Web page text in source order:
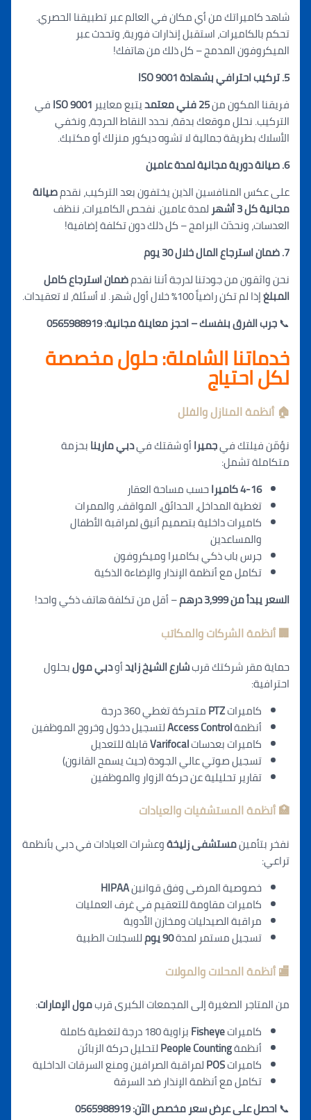
شاهد كاميراتك من أي مكان في العالم عبر تطبيقنا الحصري.
تحكم بالكاميرات، استقبل إنذارات فورية، وتحدث عبر
الميكروفون المدمج – كل ذلك منهاتفك!
فريقنا المكون من25 فني معتمد يتبع معاييرISO 9001في
التركيب. نحلل موقعك بدقة، نحدد النقاط الحرجة، ونخفي
الأسلاك بطريقة جمالية لا تشوه ديكور منزلك أو مكتبك.
انية لمدة عامين
على عكس المنافسين الذين يختفون بعد التركيب، نقدمصيانة
مجانية كل 3 أشهر
لمدة عامين. نفحص الكاميرات، ننظف
العدسات، ونحدّث البرامج – كل ذلك دون تكلفة إضافية!
نحن واثقون من جودتنا لدرجة أننا نقدمضمان استرجاع كامل
المبلغإذا لم تكن راضياً 100% خلال أول شهر. لا أسئلة، لا تعقيدات.
جرب الفرق بنفسك – احجز معاينة مجانية: 0565988919
خدماتنا الشاملة: حلول مخصصة
لكل احتياج
🏠 أنظمة المنازل والفلل
نؤمّن فيلتك فيجميراأو شقتك فيدبي مارينابحزمة
متكاملة تشمل:
4-16 كاميرا
حسب مساحة العقار
تغطية المداخل، الحدائق، المواقف، والممرات
كاميرات داخلية بتصميم أنيق لمراقبة الأطفال
والمساعدين
جرس باب ذكي بكاميرا وميكروفون
تكامل مع أنظمة الإنذار والإضاءة الذكية
السعر يبدأ من 3,999 درهم
– أقل من تكلفة هاتف ذكي واحد!
🏢 أنظمة الشركات والمكاتب
حماية مقر شركتك قربشارع الشيخ زايدأودبي مولبحلول
احترافية:
كاميراتPTZمتحركة تغطي 360 درجة
أنظمةAccess Controlلتسجيل دخول وخروج الموظفين
كاميرات بعدساتVarifocalقابلة للتعديل
تسجيل صوتي عالي الجودة (حيث يسمح القانون)
تقارير تحليلية عن حركة الزوار والموظفين
🏥 أنظمة المستشفيات والعيادات
نفخر بتأمينمستشفى زليخةوعشرات العيادات في دبي بأنظمة
تراعي:
خصوصية المرضى وفق قوانينHIPAA
كاميرات مقاومة للتعقيم في غرف العمليات
مراقبة الصيدليات ومخازن الأدوية
تسجيل مستمر لمدة90 يوم للسجلات الطبية
🏬 أنظمة المحلات والمولات
من المتاجر الصغيرة إلى المجمعات الكبرى قربمول الإمارات:
كاميراتFisheyeبزاوية 180 درجة لتغطية كاملة
أنظمةPeople Countingلتحليل حركة الزبائن
كاميراتPOSلمراقبة الصرافين ومنع السرقات الداخلية
تكامل مع أنظمة الإنذار ضد السرقة
احصل على عرض سعر مخصص الآن: 0565988919